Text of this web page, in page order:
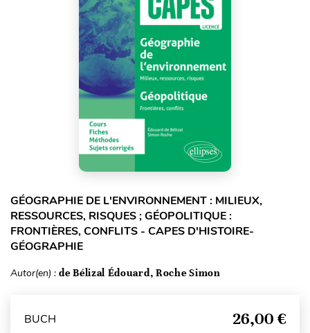
GÉOGRAPHIE DE L'ENVIRONNEMENT : MILIEUX,
RESSOURCES, RISQUES ; GÉOPOLITIQUE :
FRONTIÈRES, CONFLITS - CAPES D'HISTOIRE-
GÉOGRAPHIE
Autor(en) : de Bélizal Édouard, Roche Simon
BUCH 26,00 €